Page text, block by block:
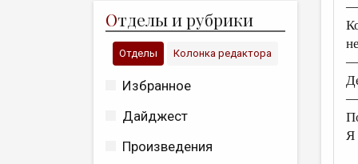
Отделы и рубрики
Отделы Колонка редактора
Избранное
Дайджест
Произведения
—
—
—
Я